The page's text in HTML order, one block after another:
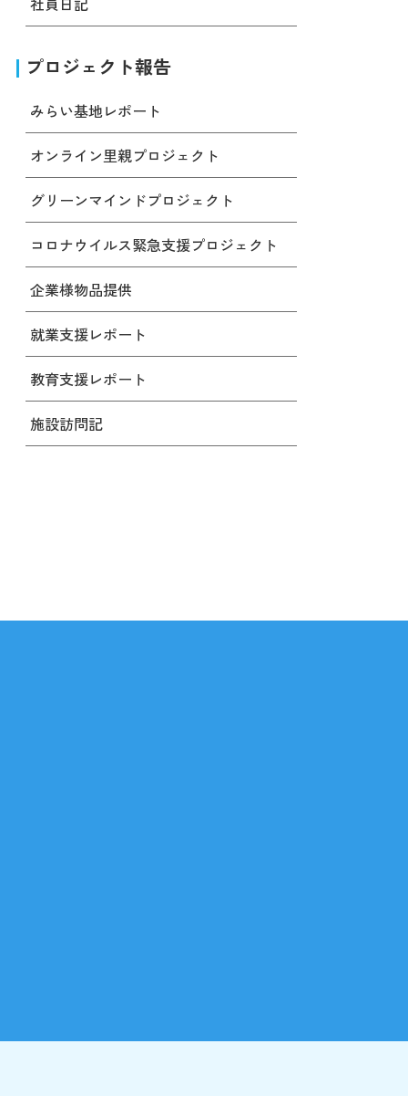
プロジェクト報告
みらい基地レポート
オンライン里親プロジェクト
グリーンマインドプロジェクト
コロナウイルス緊急支援プロジェクト
企業様物品提供
就業支援レポート
教育支援レポート
施設訪問記